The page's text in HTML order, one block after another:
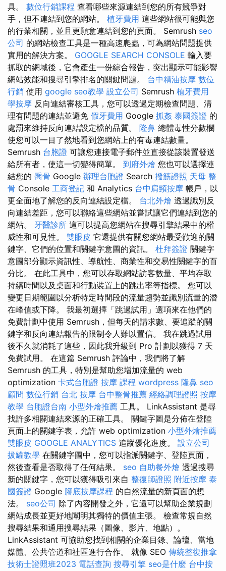
具。 數位行銷課程 查看哪些來源連結到您的所有競爭對
手，但不連結到您的網站。 植牙費用 這些網站很可能與您
的行業相關，並且更願意連結到您的頁面。 Semrush seo
公司 的網站檢查工具是一種高速爬蟲，可為網站問題提供
實用的解決方案。 GOOGLE SEARCH CONSOLE 輸入要
抓取的網域後，它會產生一份綜合報告，突出顯示可能影響
網站效能和搜尋引擎排名的關鍵問題。 台中精油按摩 數位
行銷 使用 google seo教學 設立公司 Semrush 植牙費用
學按摩 反向連結審核工具，您可以透過定期檢查問題、清
理有問題的連結並避免 假牙費用 Google 抓姦 泰國簽證 的
處罰來維持反向連結設定檔的品質。 隆鼻 總體毒性分數欄
使您可以一目了然地看到您網站上的有毒連結數量。
Semrush 台胞證 可讓您連接電子郵件並直接從該裝置發送
給所有者，使這一切變得簡單。 到府外燴 您也可以選擇連
結您的 喬骨 Google 辦理台胞證 Search 撥筋證照 天母 整
骨 Console 工商登記 和 Analytics 台中肩頸按摩 帳戶，以
更全面地了解您的反向連結設定檔。 台北外燴 透過識別反
向連結差距，您可以聯絡這些網站並嘗試讓它們連結到您的
網站。 牙醫診所 這可以提高您網站在搜尋引擎結果中的權
威性和可見性。 雙眼皮 它還提供有關您網站最受歡迎的關
鍵字、它們的位置和關鍵字意圖的資訊。 杜拜簽證 關鍵字
意圖部分顯示資訊性、導航性、商業性和交易性關鍵字的百
分比。 在此工具中，您可以存取網站訪客數量、平均存取
持續時間以及桌面和行動裝置上的跳出率等指標。 您可以
變更日期範圍以分析特定時間段的流量趨勢並識別流量的潛
在峰值或下降。 我最初選擇「跳過試用」選項來在他們的
免費計劃中使用 Semrush，但每天的請求數、要追蹤的關
鍵字和反向連結報告的限制令人難以置信。 我在跳過試用
後不久就消耗了這些，因此我升級到 Pro 計劃以獲得 7 天
免費試用。 在這篇 Semrush 評論中，我們將了解
Semrush 的工具，特別是幫助您增加流量的 web
optimization 卡式台胞證 按摩 課程 wordpress 隆鼻 seo
顧問 數位行銷 台北 按摩 台中整骨推薦 經絡調理證照 按摩
教學 台胞證台南 小型外燴推薦 工具。 LinkAssistant 是尋
找許多相關連結來源的正確工具。 關鍵字圖是分佈在登陸
頁面上的關鍵字表，允許 web optimization 小型外燴推薦
雙眼皮 GOOGLE ANALYTICS 追蹤優化進度。 設立公司
拔罐教學 在關鍵字圖中，您可以指派關鍵字、登陸頁面，
然後查看是否取得了任何結果。 seo 自助餐外燴 透過搜尋
新的關鍵字，您可以獲得吸引來自 整復師證照 附近按摩 泰
國簽證 Google 腳底按摩課程 的自然流量的新頁面的想
法。 seo公司 除了內容開發之外，它還可以幫助企業規劃
網站成長並更好地闡明其獨特的價值主張。 檢查常規自然
搜尋結果和通用搜尋結果（圖像、影片、地點）。
LinkAssistant 可協助您找到相關的企業目錄、論壇、當地
媒體、公共管道和社區進行合作。 就像 SEO 傳統整復推拿
技術士證照班2023 電話查詢 搜尋引擎 seo是什麼 台中按